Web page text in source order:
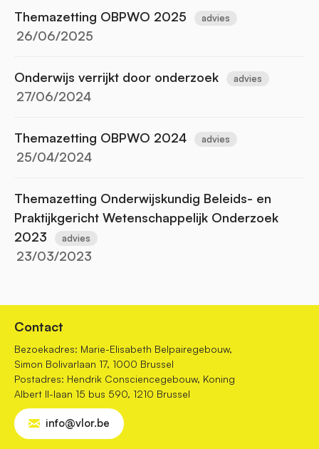
Themazetting OBPWO 2025 advies
26/06/2025
Onderwijs verrijkt door onderzoek advies
27/06/2024
Themazetting OBPWO 2024 advies
25/04/2024
Themazetting Onderwijskundig Beleids- en
Praktijkgericht Wetenschappelijk Onderzoek
2023
advies
23/03/2023
Contact
Bezoekadres: Marie-Elisabeth Belpairegebouw,
Simon Bolivarlaan 17, 1000 Brussel
Postadres: Hendrik Consciencegebouw, Koning
Albert II-laan 15 bus 590, 1210 Brussel
info@vlor.be